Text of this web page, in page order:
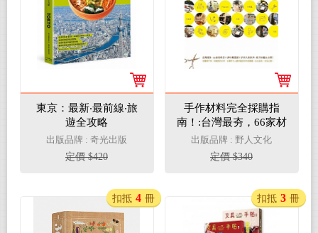
東京：最新‧最前線‧旅
遊全攻略
出版品牌 : 奇光出版
定價 $420
手作材料完全採購指
南！:台灣最夯，66家材
料店×夢幻雜貨屋×手作
人制作所，絕不私藏大
公開！
出版品牌 : 野人文化
定價 $340
扣抵 4 冊 扣抵 3 冊